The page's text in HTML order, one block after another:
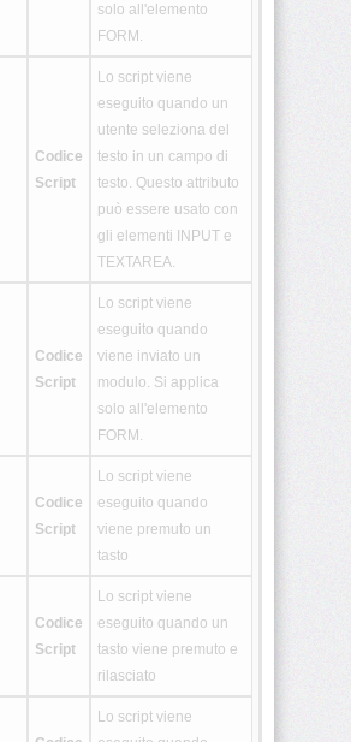
solo all'elemento
FORM.
Codice
Script
Lo script viene
eseguito quando un
utente seleziona del
testo in un campo di
testo. Questo attributo
può essere usato con
gli elementi INPUT e
TEXTAREA.
Codice
Script
Lo script viene
eseguito quando
viene inviato un
modulo. Si applica
solo all'elemento
FORM.
Codice
Script
Lo script viene
eseguito quando
viene premuto un
tasto
Codice
Script
Lo script viene
eseguito quando un
tasto viene premuto e
rilasciato
Lo script viene